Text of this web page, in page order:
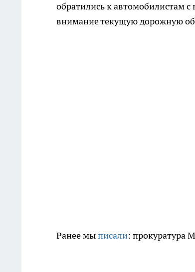
обратились к автомобилистам
внимание текущую дорожную
Ранее мыписали: прокуратура